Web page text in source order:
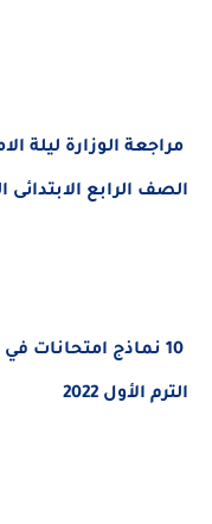
مراجعة الوزارة ليلة
الصف الرابع الابتدائى
10 نماذج امتحانات
الترم الأول 2022